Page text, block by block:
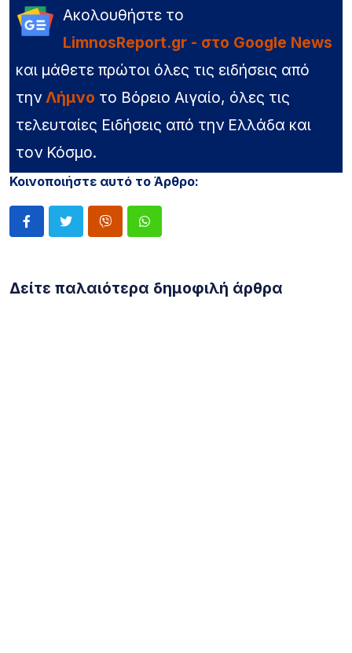
Ακολουθήστε το
LimnosReport.gr - στο Google News
και μάθετε πρώτοι όλες τις ειδήσεις από
την Λήμνο το Βόρειο Αιγαίο, όλες τις
τελευταίες Ειδήσεις από την Ελλάδα και
τον Κόσμο.
Κοινοποιήστε αυτό το Άρθρο:
Δείτε παλαιότερα δημοφιλή άρθρα